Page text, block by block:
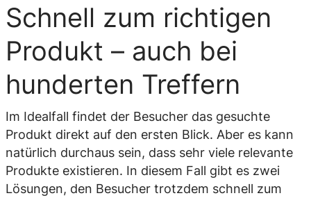
Schnell zum richtigen
Produkt – auch bei
hunderten Treffern
Im Idealfall findet der Besucher das gesuchte
Produkt direkt auf den ersten Blick. Aber es kann
natürlich durchaus sein, dass sehr viele relevante
Produkte existieren. In diesem Fall gibt es zwei
Lösungen, den Besucher trotzdem schnell zum